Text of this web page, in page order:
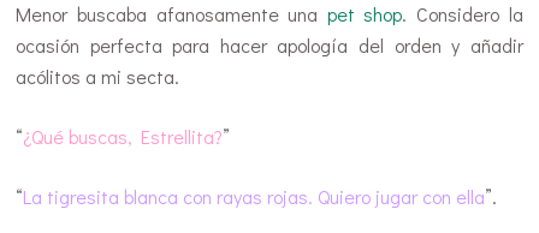
Menor buscaba afanosamente una pet shop. Considero la
ocasión perfecta para hacer apología del orden y añadir
acólitos a mi secta.
“¿Qué buscas, Estrellita?”
“La tigresita blanca con rayas rojas. Quiero jugar con ella”.